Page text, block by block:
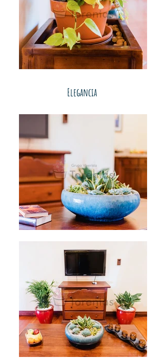
Elegancia